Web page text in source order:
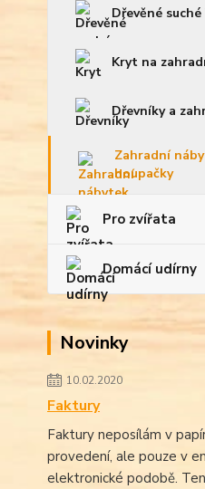
Dřevěné
Kryt na
Dřevníky a
Zahradní
houpačky
Pro zvířata
Domácí udírny
Novinky
10.02.2020
Faktury
Faktury neposílám v
provedení, ale pouze v
elektronické podobě.